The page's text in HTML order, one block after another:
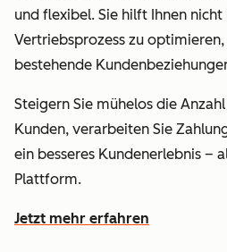
und flexibel. Sie hilft Ihnen
Vertriebsprozess zu
bestehende
Steigern Sie mühelos die
Kunden, verarbeiten Sie
ein besseres Kundenerlebnis –
Plattform.
Jetzt mehr erfahren
wie HubSpot dabei hilft, den